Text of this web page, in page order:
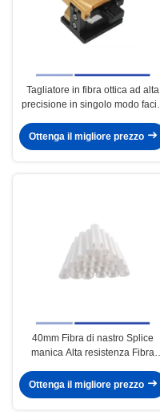
Tagliatore in fibra ottica ad alta
precisione in singolo modo facile
Ottenga il migliore prezzo
40mm Fibra di nastro Splice
manica Alta resistenza Fibra
Ottenga il migliore prezzo